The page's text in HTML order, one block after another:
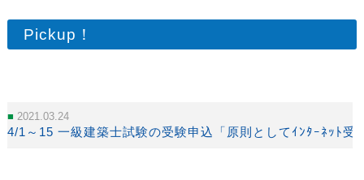
Pickup！
2021.03.24
4/1～15 一級建築士試験の受験申込「原則としてｲﾝﾀｰﾈｯﾄ受